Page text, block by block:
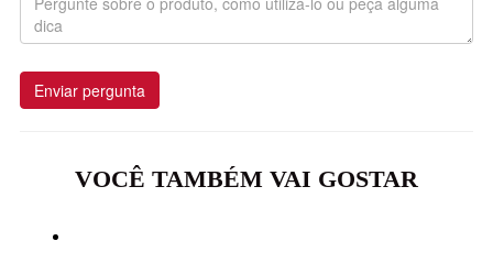
Enviar pergunta
VOCÊ TAMBÉM VAI GOSTAR